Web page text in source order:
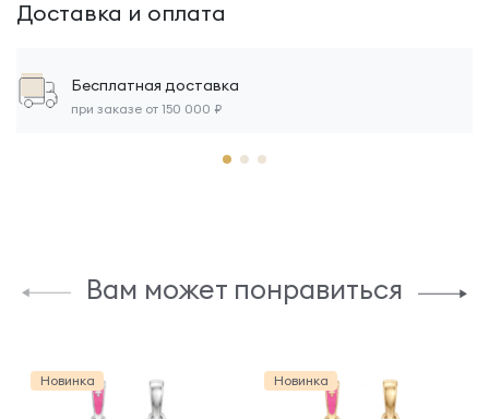
Доставка и оплата
Бесплатная доставка
при заказе от 150 000 ₽
Вам может понравиться
Новинка Новинка